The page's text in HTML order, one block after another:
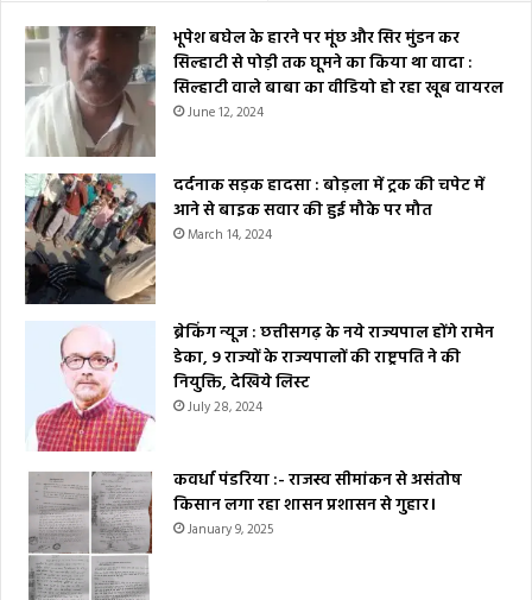
भूपेश बघेल के हारने पर मूंछ और सिर मुंडन कर
सिल्हाटी से पोड़ी तक घूमने का किया था वादा :
सिल्हाटी वाले बाबा का वीडियो हो रहा खूब वायरल
June 12, 2024
दर्दनाक सड़क हादसा : बोड़ला में ट्रक की चपेट में
आने से बाइक सवार की हुई मौके पर मौत
March 14, 2024
ब्रेकिंग न्यूज : छत्तीसगढ़ के नये राज्यपाल होंगे रामेन
डेका, 9 राज्यों के राज्यपालों की राष्ट्रपति ने की
नियुक्ति, देखिये लिस्ट
July 28, 2024
कवर्धा पंडरिया :- राजस्व सीमांकन से असंतोष
किसान लगा रहा शासन प्रशासन से गुहार।
January 9, 2025